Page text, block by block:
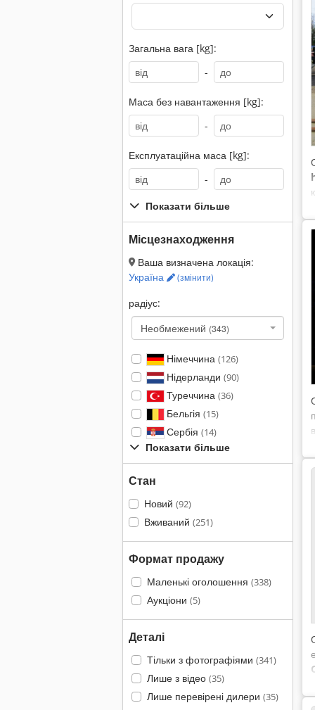
Загальна вага [kg]:
-
Маса без навантаження [kg]:
-
Експлуатаційна маса [kg]:
-
Показати більше
Місцезнаходження
Ваша визначена локація:
Україна
(змінити)
радіус:
Необмежений (343)
Німеччина (126)
Нідерланди (90)
Туреччина (36)
Бельгія (15)
Сербія (14)
Показати більше
Стан
Новий (92)
Вживаний (251)
Формат продажу
Маленькі оголошення (338)
Аукціони (5)
Деталі
Тільки з фотографіями (341)
Лише з відео (35)
Лише перевірені дилери (35)